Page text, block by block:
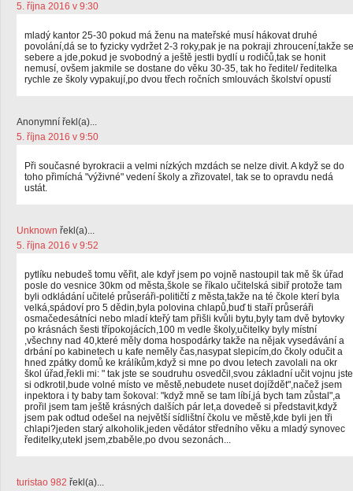
5. října 2016 v 9:30
mladý kantor 25-30 pokud má ženu na mateřské musí hákovat druhé
povolání,dá se to fyzicky vydržet 2-3 roky,pak je na pokraji zhroucení,takže se
sebere a jde,pokud je svobodný a ještě jestli bydlí u rodičů,tak se honit
nemusí, ovšem jakmile se dostane do věku 30-35, tak ho ředitel/ ředitelka
rychle ze školy vypakují,po dvou třech ročních smlouvách školství opustí
Anonymní řekl(a)...
5. října 2016 v 9:50
Při současné byrokracii a velmi nízkých mzdách se nelze divit. A když se do
toho přimíchá "výživné" vedení školy a zřizovatel, tak se to opravdu nedá
ustát.
Unknown řekl(a)...
5. října 2016 v 9:52
pytlíku nebudeš tomu věřit, ale kdyř jsem po vojně nastoupil tak mě šk úřad
posle do vesnice 30km od města,škole se říkalo učitelská sibiř protože tam
byli odkládání učitelé průseráři-političtí z města,takže na té čkole kterí byla
velká,spádoví pro 5 dědin,byla polovina chlapů,buď ti staří průseráři
osmačedesátníci nebo mladí kteřý tam přišli kvůli bytu,byly tam dvě bytovky
po krásnách šesti třípokojácích,100 m vedle školy,učitelky byly místní
,všechny nad 40,které měly doma hospodárky takže na nějak vysedávání a
drbání po kabinetech u kafe neměly čas,nasypat slepicím,do čkoly odučit a
hned zpátky domů ke králíkům,když si mne po dvou letech zavolali na okr
škol úřad,řekli mi: " tak jste se soudruhu osvedčil,svou základní učit vojnu jste
si odkrotil,bude volné místo ve městě,nebudete nuset dojíždět",načež jsem
inpektora i ty baby tam šokoval: "když mně se tam líbí,já bych tam zůstal",a
prořil jsem tam ještě krásných dalších pár let,a dovedeě si představit,když
jsem pak odtud odešel na největší sídlištní čkolu ve městě,kde byli jen tři
chlapi?jeden starý alkoholik,jeden vědátor středního věku a mladý synovec
ředitelky,utekl jsem,zbaběle,po dvou sezonách...
turistao 982 řekl(a)...